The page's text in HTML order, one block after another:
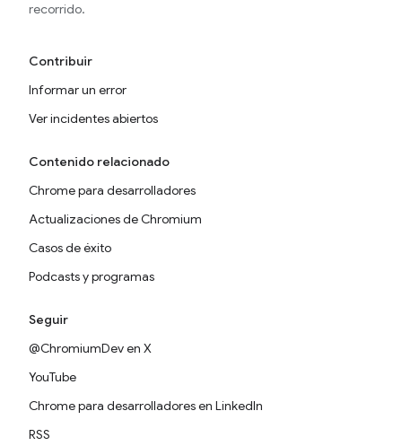
recorrido.
Contribuir
Informar un error
Ver incidentes abiertos
Contenido relacionado
Chrome para desarrolladores
Actualizaciones de Chromium
Casos de éxito
Podcasts y programas
Seguir
@ChromiumDev en X
YouTube
Chrome para desarrolladores en LinkedIn
RSS